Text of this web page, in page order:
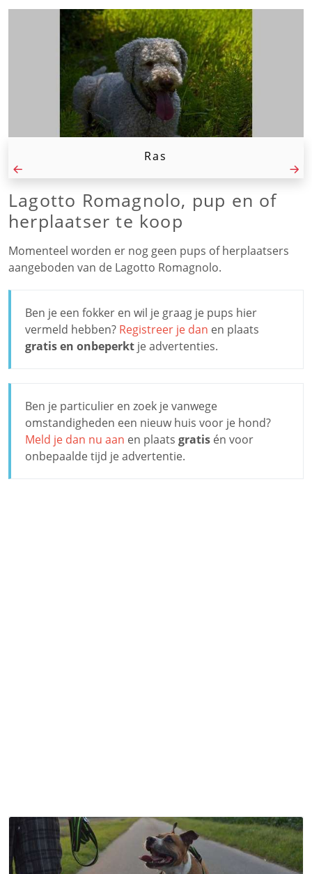
Ras
Lagotto Romagnolo, pup en of
herplaatser te koop
Momenteel worden er nog geen pups of herplaatsers
aangeboden van de Lagotto Romagnolo.
Ben je een fokker en wil je graag je pups hier
vermeld hebben? Registreer je dan en plaats
gratis en onbeperkt je advertenties.
Ben je particulier en zoek je vanwege
omstandigheden een nieuw huis voor je hond?
Meld je dan nu aan en plaats gratis én voor
onbepaalde tijd je advertentie.